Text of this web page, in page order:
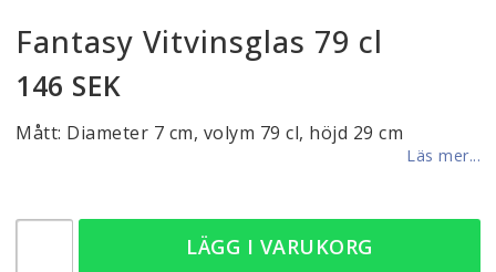
Fantasy Vitvinsglas 79 cl
146 SEK
Mått: Diameter 7 cm, volym 79 cl, höjd 29 cm
Läs mer...
LÄGG I VARUKORG